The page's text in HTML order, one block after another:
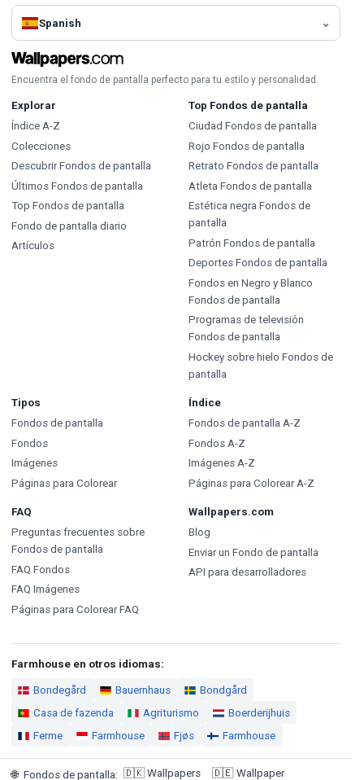
Spanish
Encuentra el fondo de pantalla perfecto para tu estilo y personalidad.
Explorar
Índice A-Z
Colecciones
Descubrir Fondos de pantalla
Últimos Fondos de pantalla
Top Fondos de pantalla
Fondo de pantalla diario
Artículos
Top Fondos de pantalla
Ciudad Fondos de pantalla
Rojo Fondos de pantalla
Retrato Fondos de pantalla
Atleta Fondos de pantalla
Estética negra Fondos de
pantalla
Patrón Fondos de pantalla
Deportes Fondos de pantalla
Fondos en Negro y Blanco
Fondos de pantalla
Programas de televisión
Fondos de pantalla
Hockey sobre hielo Fondos de
pantalla
Tipos
Fondos de pantalla
Fondos
Imágenes
Páginas para Colorear
Índice
Fondos de pantalla A-Z
Fondos A-Z
Imágenes A-Z
Páginas para Colorear A-Z
FAQ
Preguntas frecuentes sobre
Fondos de pantalla
FAQ Fondos
FAQ Imágenes
Páginas para Colorear FAQ
Wallpapers.com
Blog
Enviar un Fondo de pantalla
API para desarrolladores
Farmhouse en otros idiomas:
Bondegård Bauernhaus
Bondgård
Casa de fazenda
Agriturismo
Boerderijhuis
Ferme
Farmhouse Fjøs Farmhouse
🌐 Fondos de pantalla: 🇩🇰 Wallpapers 🇩🇪 Wallpaper